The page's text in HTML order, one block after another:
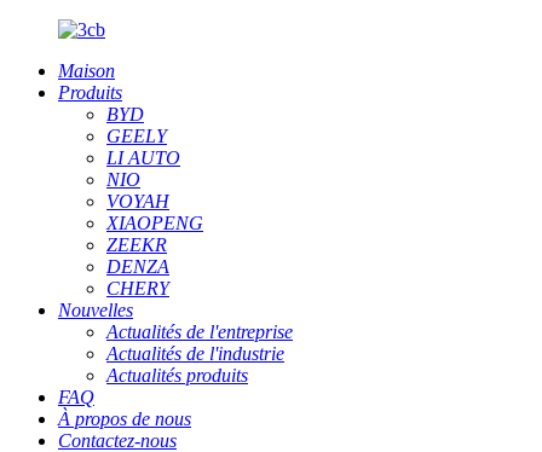
Maison
Produits
BYD
GEELY
LI AUTO
NIO
VOYAH
XIAOPENG
ZEEKR
DENZA
CHERY
Nouvelles
Actualités de l'entreprise
Actualités de l'industrie
Actualités produits
FAQ
À propos de nous
Contactez-nous